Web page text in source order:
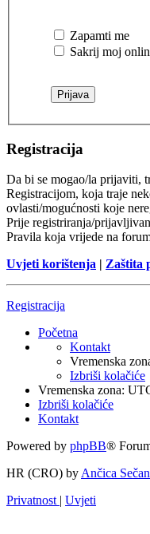
Zapamti me
Sakrij moj
Registracija
Da bi se mogao/la prijaviti,
Registracijom, koja traje
ovlasti/mogućnosti koje
Prije registriranja/
Pravila koja vrijede na
Uvjeti korištenja | Zaštita
Registracija
Početna
Kontakt
Vremenska
Izbriši kolačiće
Vremenska zona:
Izbriši kolačiće
Kontakt
Powered by phpBB®
HR (CRO) by Ančica Sečan
Privatnost | Uvjeti